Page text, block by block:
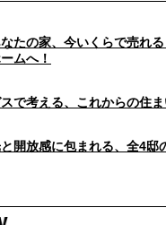
なたの家、今いくらで売れ
ムへ！
で考える、これからの住
開放感に包まれる、全4邸